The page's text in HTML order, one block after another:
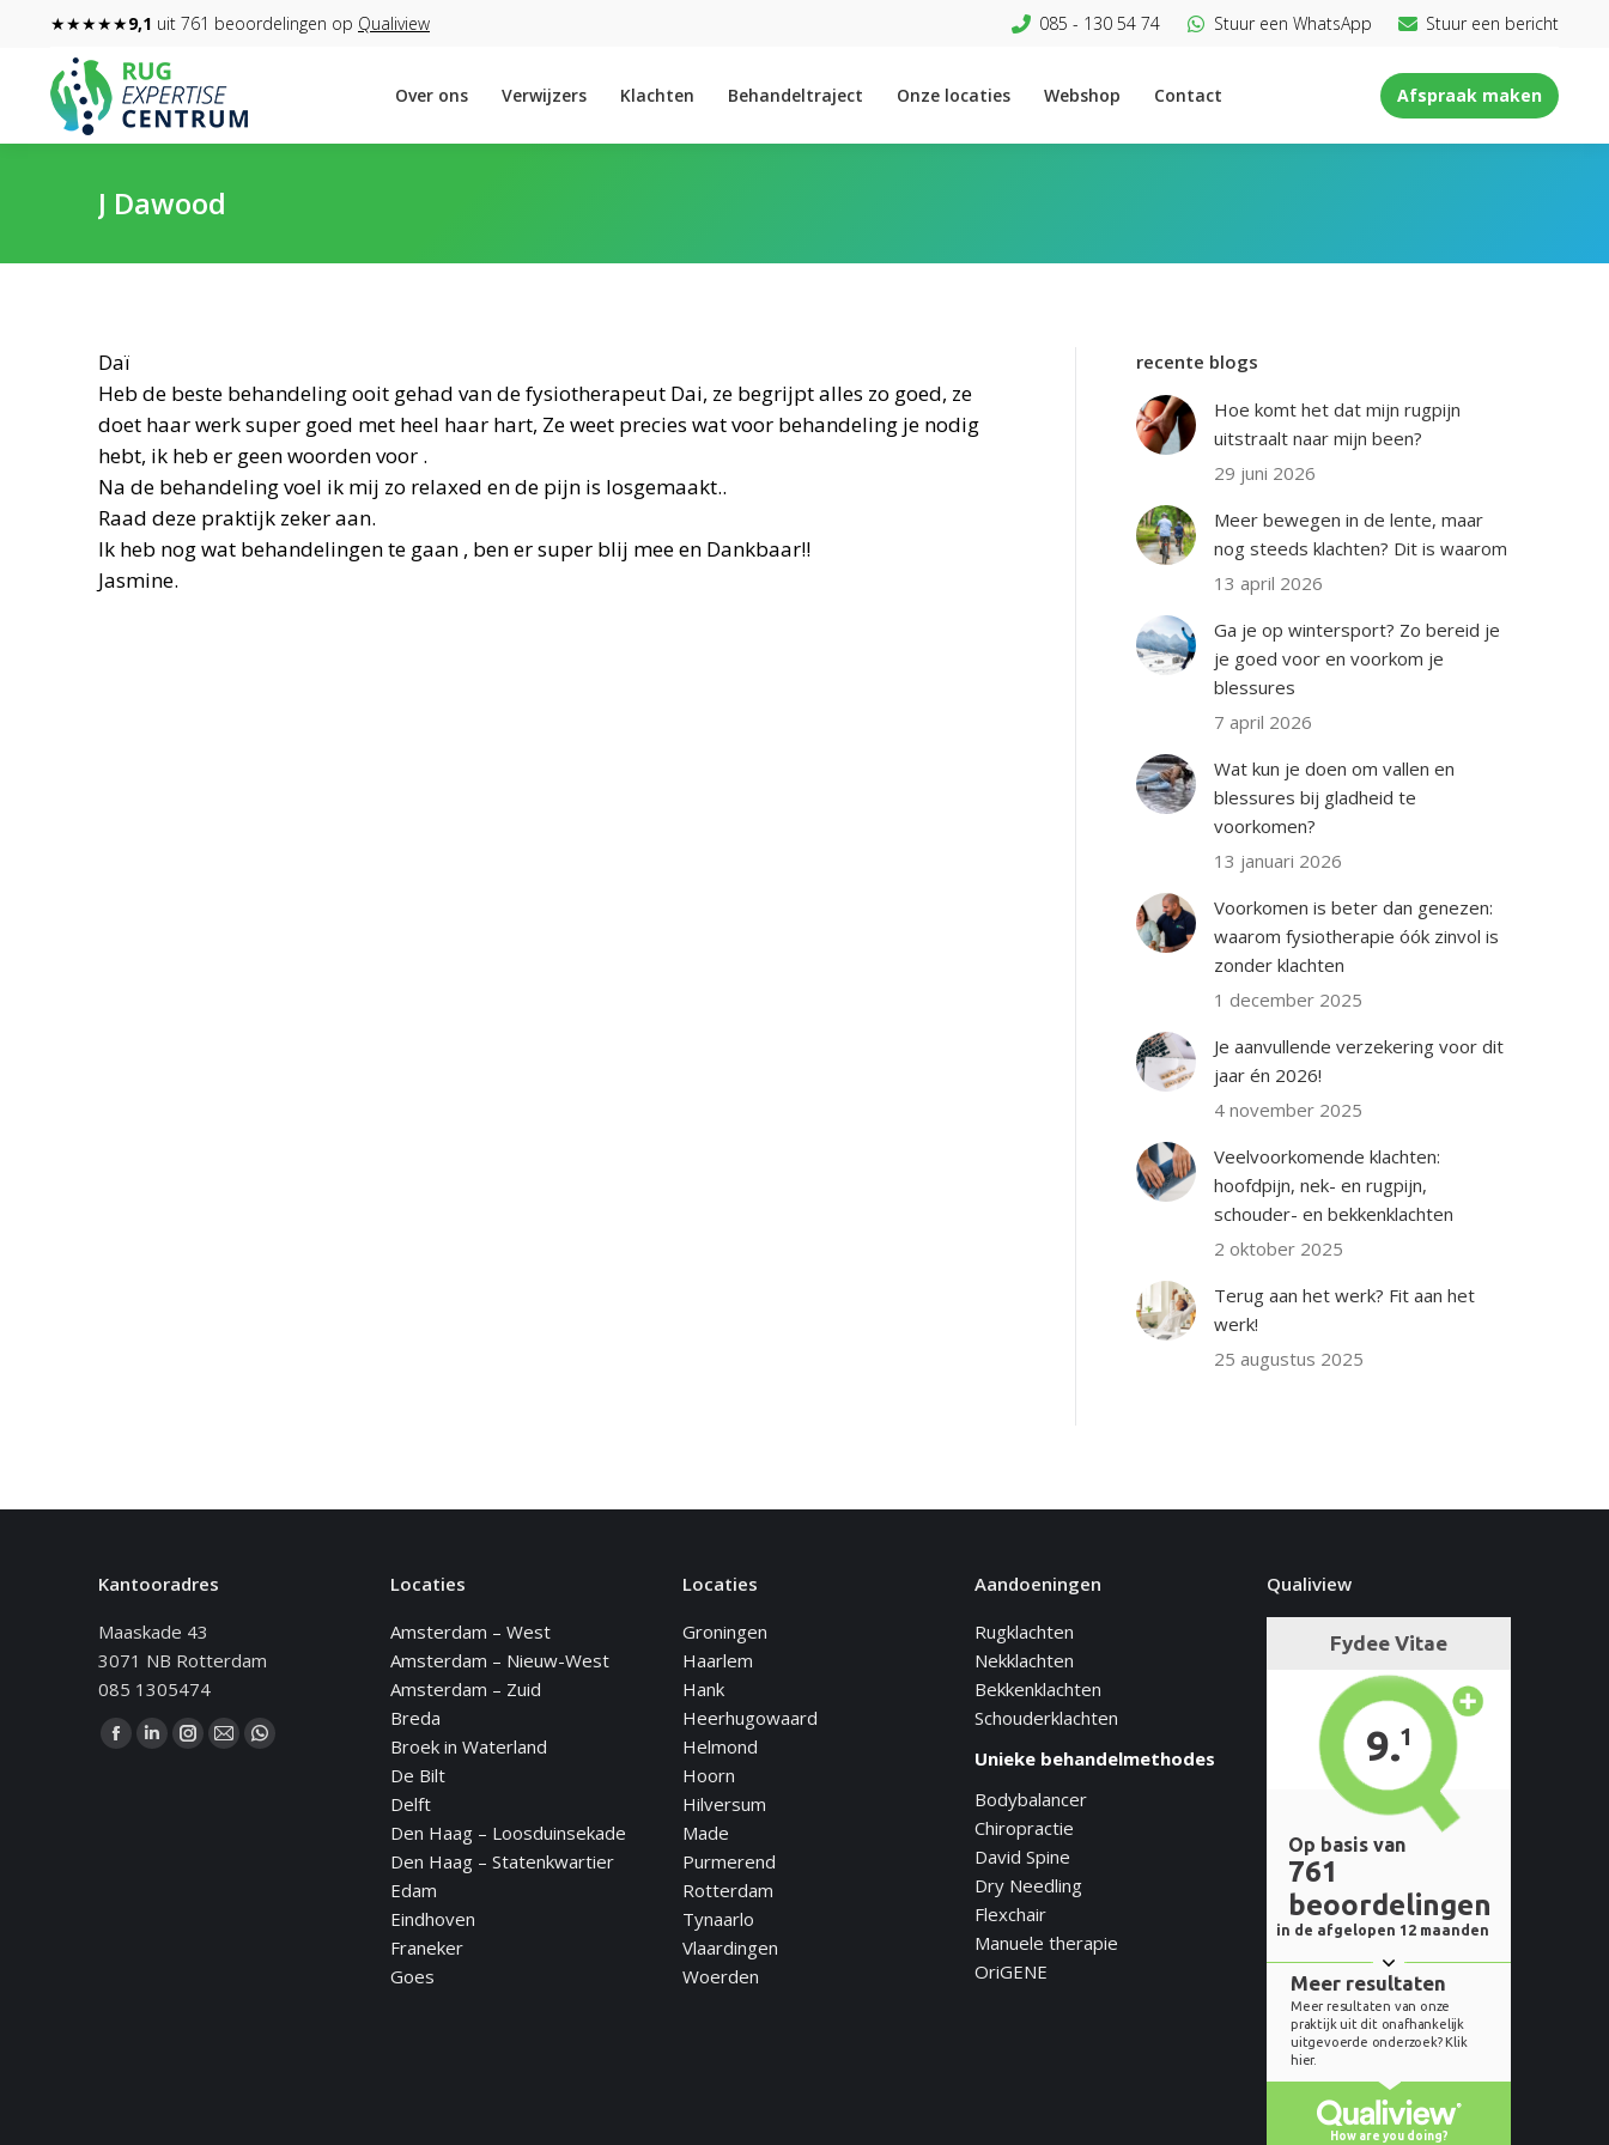
★★★★★9,1 uit 761 beoordelingen op Qualiview 085 - 130 54 74 Stuur een WhatsApp Stuur een bericht
Over ons Verwijzers Klachten Behandeltraject Onze locaties Webshop Contact Afspraak maken
J Dawood
Daï
Heb de beste behandeling ooit gehad van de fysiotherapeut Dai, ze begrijpt alles zo goed, ze
doet haar werk super goed met heel haar hart, Ze weet precies wat voor behandeling je nodig
hebt, ik heb er geen woorden voor .
Na de behandeling voel ik mij zo relaxed en de pijn is losgemaakt..
Raad deze praktijk zeker aan.
Ik heb nog wat behandelingen te gaan , ben er super blij mee en Dankbaar!!
Jasmine.
recente blogs
Hoe komt het dat mijn rugpijn
uitstraalt naar mijn been?
29 juni 2026
Meer bewegen in de lente, maar
nog steeds klachten? Dit is waarom
13 april 2026
Ga je op wintersport? Zo bereid je
je goed voor en voorkom je
blessures
7 april 2026
Wat kun je doen om vallen en
blessures bij gladheid te
voorkomen?
13 januari 2026
Voorkomen is beter dan genezen:
waarom fysiotherapie óók zinvol is
zonder klachten
1 december 2025
Je aanvullende verzekering voor dit
jaar én 2026!
4 november 2025
Veelvoorkomende klachten:
hoofdpijn, nek- en rugpijn,
schouder- en bekkenklachten
2 oktober 2025
Terug aan het werk? Fit aan het
werk!
25 augustus 2025
Kantooradres
Maaskade 43
3071 NB Rotterdam
085 1305474
Vind ons op:
Facebook
LinkedinInstagram
MailWhatsApp
Locaties
Amsterdam – West
Amsterdam – Nieuw-West
Amsterdam – Zuid
Breda
Broek in Waterland
De Bilt
Delft
Den Haag – Loosduinsekade
Den Haag – Statenkwartier
Edam
Eindhoven
Franeker
Goes
Locaties
Groningen
Haarlem
Hank
Heerhugowaard
Helmond
Hoorn
Hilversum
Made
Purmerend
Rotterdam
Tynaarlo
Vlaardingen
Woerden
Aandoeningen
Rugklachten
Nekklachten
Bekkenklachten
Schouderklachten
Unieke behandelmethodes
Bodybalancer
Chiropractie
David Spine
Dry Needling
Flexchair
Manuele therapie
OriGENE
Qualiview